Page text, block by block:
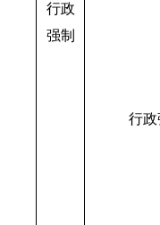
行政
强制
行